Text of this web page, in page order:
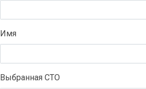
Имя
Выбранная СТО